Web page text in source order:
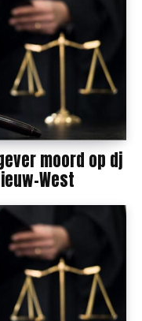
moord op dj
West